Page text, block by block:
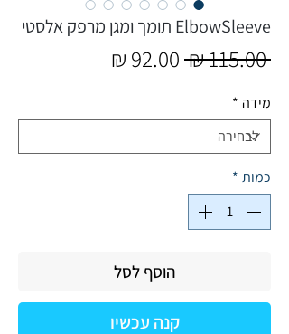
ElbowSleeve תומך ומגן מרפק אלסטי
‏115.00 ‏₪
מחיר
מידה *
כמות *
הוסף לסל
קנה עכשיו